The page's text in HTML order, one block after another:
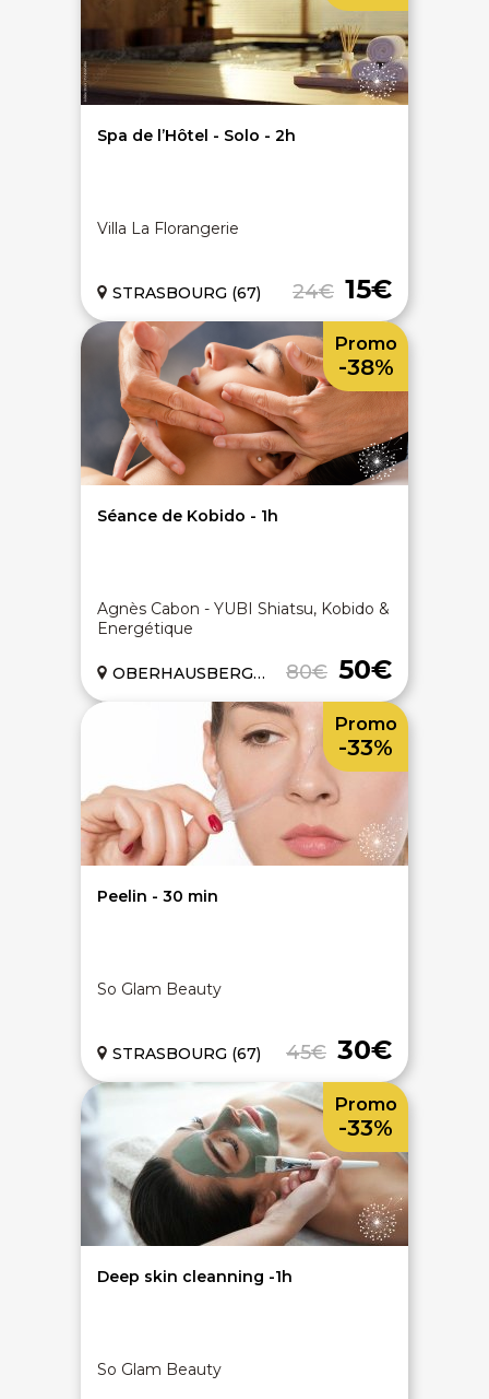
Spa de l’Hôtel - Solo - 2h
Villa La Florangerie
24€ 15€
STRASBOURG (67)
Séance de Kobido - 1h
Agnès Cabon - YUBI Shiatsu, Kobido &
Energétique
80€ 50€
OBERHAUSBERGEN (67)
Promo
-38%
Peelin - 30 min
So Glam Beauty
45€ 30€
STRASBOURG (67)
Promo
-33%
Deep skin cleanning -1h
So Glam Beauty
Promo
-33%